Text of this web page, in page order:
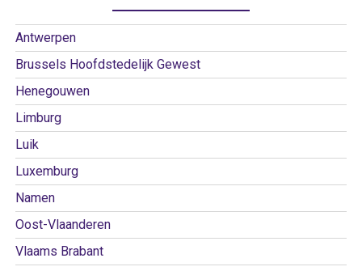
Antwerpen
Brussels Hoofdstedelijk Gewest
Henegouwen
Limburg
Luik
Luxemburg
Namen
Oost-Vlaanderen
Vlaams Brabant